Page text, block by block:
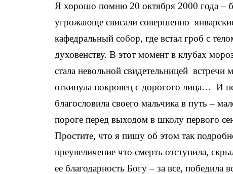
Я хорошо помню 20 октября 2000 года –
угрожающе свисали совершенно
кафедральный собор, где встал гроб с
духовенству. В этот момент в клубах
стала невольной свидетельницей
откинула покровец с дорогого лица… И
благословила своего мальчика в путь –
пороге перед выходом в школу первого
Простите, что я пишу об этом так
преувеличение что смерть отступила,
ее благодарность Богу – за все,